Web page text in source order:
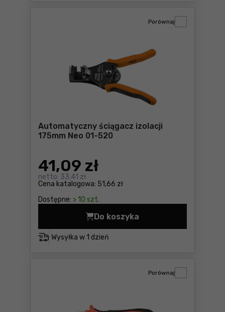
Automatyczny ściągacz izolacji
175mm Neo 01-520
Cena katalogowa: 51,66 zł
41,09 zł
netto: 33,41 zł
Dostępne: > 10 szt.
Porównaj
Wysyłka w 1 dzień
Do koszyka
Automatyczny ściągacz
Porównaj